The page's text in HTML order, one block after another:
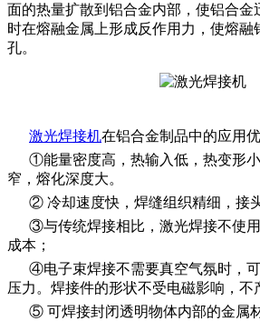
面的热量扩散到铝合金内部，使铝合金
时在熔融金属上形成反作用力，使熔融
孔。
激光焊接机在铝合金制品中的应用优
①能量密度高，热输入低，热变形
窄，熔化深度大。
② 冷却速度快，焊缝组织精细，接
③与传统焊接相比，激光焊接不使
成本；
④电子束焊接不需要真空气氛时，
压力。焊接件的形状不受电磁影响，不
⑤ 可焊接封闭透明物体内部的金属